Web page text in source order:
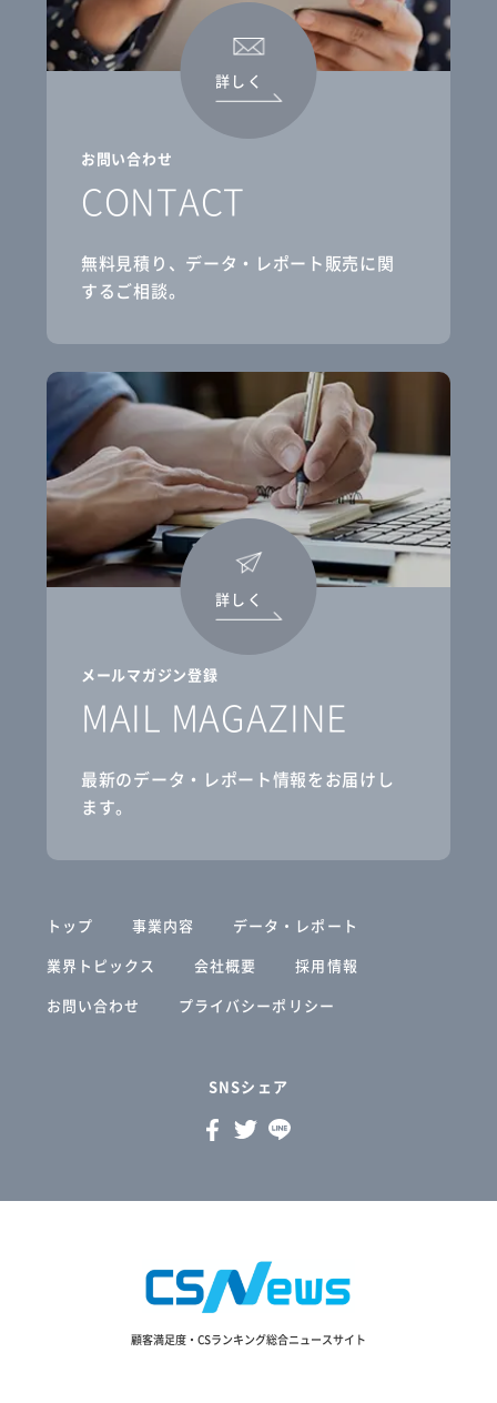
お問い合わせ
CONTACT
無料見積り、データ・レポート販売に関
するご相談。
詳しく
メールマガジン登録
MAIL MAGAZINE
最新のデータ・レポート情報をお届けし
ます。
詳しく
トップ 事業内容
データ・レポート
業界トピックス
会社概要
採用情報
お問い合わせ
プライバシーポリシー
SNSシェア
顧客満足度・CSランキング総合ニュースサイト